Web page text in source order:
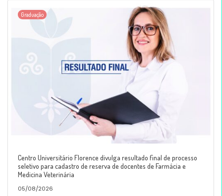
Graduação
Centro Universitário Florence divulga resultado final de processo
seletivo para cadastro de reserva de docentes de Farmácia e
Medicina Veterinária
05/08/2026